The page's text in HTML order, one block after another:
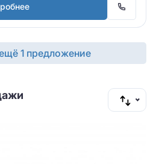
1 предложение